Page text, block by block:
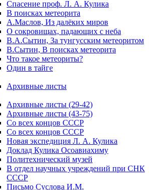
Спасение проф. Л. А. Кулика
В поисках метеорита
А.Маслов, Из далёких миров
О сокровищах, падающих с неба
В.А.Сытин, За тунгусским метеоритом
В.Сытин, В поисках метеорита
Что такое метеориты?
Один в тайге
Архивные листы
Архивные листы (29-42)
Архивные листы (43-75)
Со всех концов СССР
Со всех концов СССР
Новая экспедиция Л. А. Кулика
Доклад Кулика Осоавиахиму
Политехнический музей
В отдел научных учреждений при СНК
СССР
Письмо Суслова И.М.